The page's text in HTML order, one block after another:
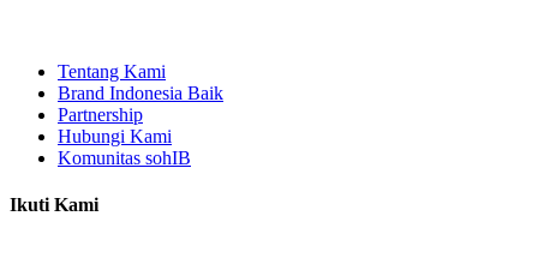
Tentang Kami
Brand Indonesia Baik
Partnership
Hubungi Kami
Komunitas sohIB
Ikuti Kami